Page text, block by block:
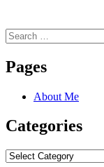
Search
for:
Pages
About Me
Categories
Categories